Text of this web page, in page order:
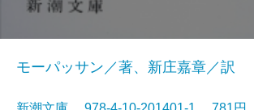
モーパッサン／著、新庄嘉章／訳